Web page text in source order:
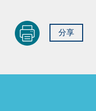
分享